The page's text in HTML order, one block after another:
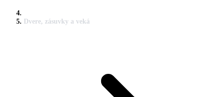
Dvere, zásuvky a veká